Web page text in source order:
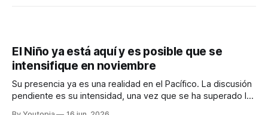
El Niño ya está aquí y es posible que se
intensifique en noviembre
Su presencia ya es una realidad en el Pacífico. La discusión
pendiente es su intensidad, una vez que se ha superado la